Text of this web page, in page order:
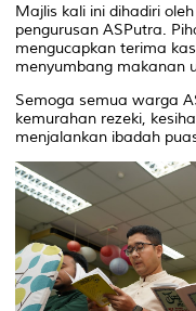
Majlis kali ini dihadiri
pengurusan ASPutra.
mengucapkan terima
menyumbang makanan
Semoga semua warga
kemurahan rezeki,
menjalankan ibadah